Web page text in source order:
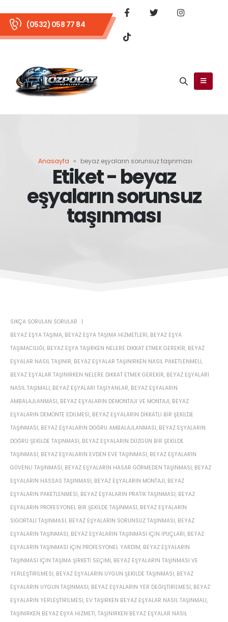
(0532) 058 77 84
Anasayfa » beyaz eşyaların sorunsuz taşınması
Etiket - beyaz
eşyaların sorunsuz
taşınması
SIKÇA SORULAN SORULAR
BEYAZ EŞYA TAŞIMA, BEYAZ EŞYA TAŞIMA HIZMETLERI, BEYAZ EŞYA
TAŞIMACILIĞI, BEYAZ EŞYA TAŞIRKEN NELERE DIKKAT ETMEK GEREKIR, BEYAZ
EŞYALAR NASIL TAŞINIR, BEYAZ EŞYALAR TAŞINIRKEN NASIL PAKETLENMELI,
BEYAZ EŞYALAR TAŞINIRKEN NELERE DIKKAT ETMEK GEREKIR, BEYAZ EŞYALARI
NASIL TAŞIMALI, BEYAZ EŞYALARI TAŞIYANLAR, BEYAZ EŞYALARIN
AMBALAJLANMASI, BEYAZ EŞYALARIN DEMONTAJI VE MONTAJI, BEYAZ
EŞYALARIN DEMONTE EDILMESI, BEYAZ EŞYALARIN DIKKATLI BIR ŞEKILDE
TAŞINMASI, BEYAZ EŞYALARIN DOĞRU AMBALAJLANMASI, BEYAZ EŞYALARIN
DOĞRU ŞEKILDE TAŞINMASI, BEYAZ EŞYALARIN DÜZGÜN BIR ŞEKILDE
TAŞINMASI, BEYAZ EŞYALARIN EVDEN EVE TAŞINMASI, BEYAZ EŞYALARIN
GÜVENLI TAŞINMASI, BEYAZ EŞYALARIN HASAR GÖRMEDEN TAŞINMASI, BEYAZ
EŞYALARIN HASSAS TAŞINMASI, BEYAZ EŞYALARIN MONTAJI, BEYAZ
EŞYALARIN PAKETLENMESI, BEYAZ EŞYALARIN PRATIK TAŞINMASI, BEYAZ
EŞYALARIN PROFESYONEL BIR ŞEKILDE TAŞINMASI, BEYAZ EŞYALARIN
SIGORTALI TAŞINMASI, BEYAZ EŞYALARIN SORUNSUZ TAŞINMASI, BEYAZ
EŞYALARIN TAŞINMASI, BEYAZ EŞYALARIN TAŞINMASI IÇIN IPUÇLARI, BEYAZ
EŞYALARIN TAŞINMASI IÇIN PROFESYONEL YARDIM, BEYAZ EŞYALARIN
TAŞINMASI IÇIN TAŞIMA ŞIRKETI SEÇIMI, BEYAZ EŞYALARIN TAŞINMASI VE
YERLEŞTIRILMESI, BEYAZ EŞYALARIN UYGUN ŞEKILDE TAŞINMASI, BEYAZ
EŞYALARIN UYGUN TAŞINMASI, BEYAZ EŞYALARIN YER DEĞIŞTIRILMESI, BEYAZ
EŞYALARIN YERLEŞTIRILMESI, EV TAŞIRKEN BEYAZ EŞYALAR NASIL TAŞINMALI,
TAŞINIRKEN BEYAZ EŞYA HIZMETI, TAŞINIRKEN BEYAZ EŞYALAR NASIL